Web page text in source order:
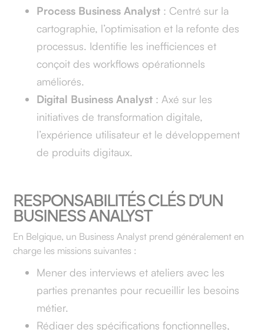
Process Business Analyst : Centré sur la
cartographie, l’optimisation et la refonte des
processus. Identifie les inefficiences et
conçoit des workflows opérationnels
améliorés.
Digital Business Analyst : Axé sur les
initiatives de transformation digitale,
l’expérience utilisateur et le développement
de produits digitaux.
RESPONSABILITÉS CLÉS D’UN
BUSINESS ANALYST
En Belgique, un Business Analyst prend généralement en
charge les missions suivantes :
Mener des interviews et ateliers avec les
parties prenantes pour recueillir les besoins
métier.
Rédiger des spécifications fonctionnelles,